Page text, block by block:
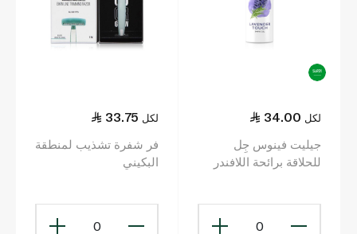
34.00 لكل
جيليت فينوس جِل
للحلاقة برائحة اللافندر
0
33.75 لكل
فر شفرة تشذيب لمنطقة
البكيني
0